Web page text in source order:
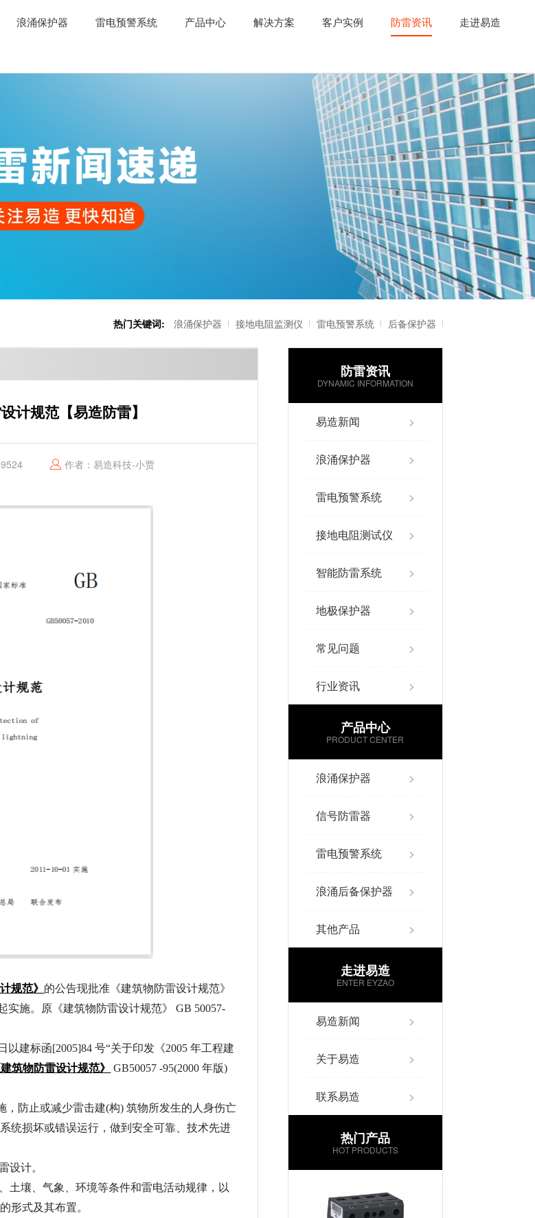
浪涌保护器 雷电预警系统 产品中心 解决方案 客户实例 防雷资讯 走进易造
热门关键词: 浪涌保护器 接地电阻监测仪 雷电预警系统 后备保护器
雷电记录仪 智能防雷系统
计规范【易造防雷】
作者：易造科技-小贾
规范》 的公告现批准《建筑物防雷设计规范》
实施。原《建筑物防雷设计规范》 GB 50057-
建标函[2005]84 号“关于印发《2005 年工程建
建筑物防雷设计规范》
GB50057 -95(2000 年版)
防止或减少雷击建(构) 筑物所发生的人身伤亡
统损坏或错误运行，做到安全可靠、技术先进
设计。
土壤、气象、环境等条件和雷电活动规律，以
形式及其布置。
防雷资讯
DYNAMIC INFORMATION
易造新闻 >
浪涌保护器 >
雷电预警系统 >
接地电阻测试仪 >
智能防雷系统 >
地极保护器 >
常见问题 >
行业资讯 >
产品中心
PRODUCT CENTER
浪涌保护器 >
信号防雷器 >
雷电预警系统 >
浪涌后备保护器 >
其他产品 >
走进易造
ENTER EYZAO
易造新闻 >
关于易造 >
联系易造 >
热门产品
HOT PRODUCTS